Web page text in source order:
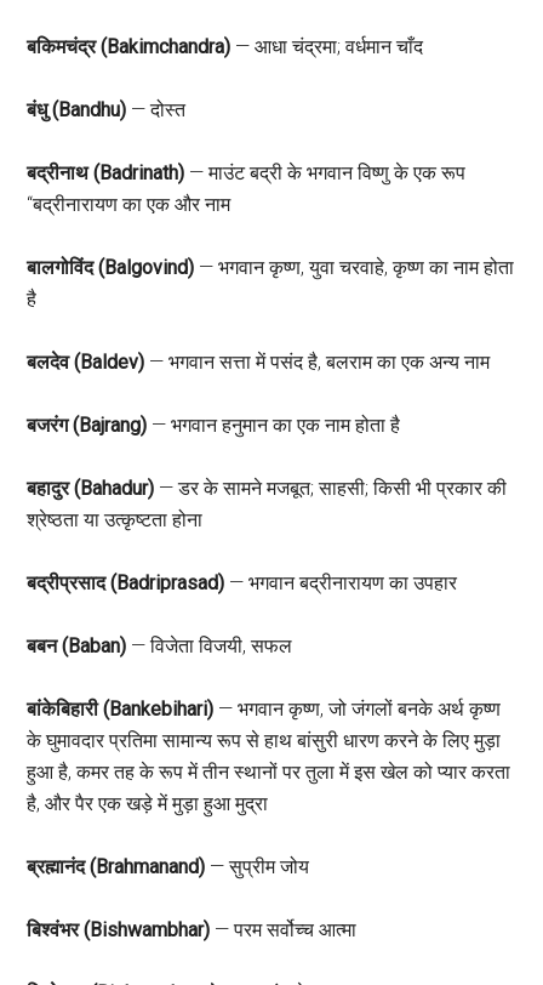
बकिमचंद्र (Bakimchandra) — आधा चंद्रमा; वर्धमान चाँद
बंधु (Bandhu) — दोस्त
बद्रीनाथ (Badrinath) — माउंट बद्री के भगवान विष्णु के एक रूप
“बद्रीनारायण का एक और नाम
बालगोविंद (Balgovind) — भगवान कृष्ण, युवा चरवाहे, कृष्ण का नाम होता
है
बलदेव (Baldev) — भगवान सत्ता में पसंद है, बलराम का एक अन्य नाम
बजरंग (Bajrang) — भगवान हनुमान का एक नाम होता है
बहादुर (Bahadur) — डर के सामने मजबूत; साहसी; किसी भी प्रकार की
श्रेष्ठता या उत्कृष्टता होना
बद्रीप्रसाद (Badriprasad) — भगवान बद्रीनारायण का उपहार
बबन (Baban) — विजेता विजयी, सफल
बांकेबिहारी (Bankebihari) — भगवान कृष्ण, जो जंगलों बनके अर्थ कृष्ण
के घुमावदार प्रतिमा सामान्य रूप से हाथ बांसुरी धारण करने के लिए मुड़ा
हुआ है, कमर तह के रूप में तीन स्थानों पर तुला में इस खेल को प्यार करता
है, और पैर एक खड़े में मुड़ा हुआ मुद्रा
ब्रह्मानंद (Brahmanand) — सुप्रीम जोय
बिश्वंभर (Bishwambhar) — परम सर्वोच्च आत्मा